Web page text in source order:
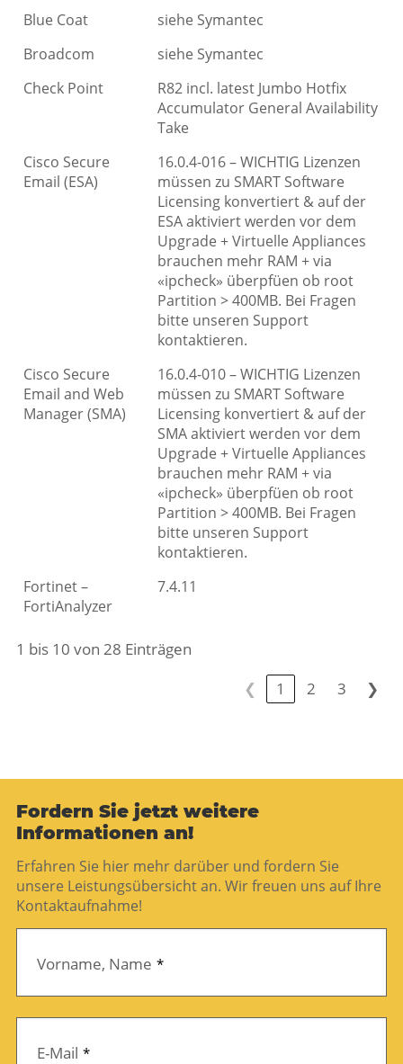
Blue Coat
siehe Symantec
Broadcom
siehe Symantec
Check Point
R82 incl. latest Jumbo Hotfix
Accumulator General Availability
Take
Cisco Secure
Email (ESA)
16.0.4-016 – WICHTIG Lizenzen
müssen zu SMART Software
Licensing konvertiert & auf der
ESA aktiviert werden vor dem
Upgrade + Virtuelle Appliances
brauchen mehr RAM + via
«ipcheck» überpfüen ob root
Partition > 400MB. Bei Fragen
bitte unseren Support
kontaktieren.
Cisco Secure
Email and Web
Manager (SMA)
16.0.4-010 – WICHTIG Lizenzen
müssen zu SMART Software
Licensing konvertiert & auf der
SMA aktiviert werden vor dem
Upgrade + Virtuelle Appliances
brauchen mehr RAM + via
«ipcheck» überpfüen ob root
Partition > 400MB. Bei Fragen
bitte unseren Support
kontaktieren.
Fortinet –
FortiAnalyzer
7.4.11
1 bis 10 von 28 Einträgen
❮
1 2 3 ❯
Fordern Sie jetzt weitere
Informationen an!
Erfahren Sie hier mehr darüber und fordern Sie
unsere Leistungsübersicht an. Wir freuen uns auf Ihre
Kontaktaufnahme!
Email *
Vorname, Name *
E-Mail *